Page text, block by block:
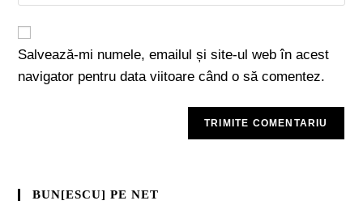
Salvează-mi numele, emailul și site-ul web în acest
navigator pentru data viitoare când o să comentez.
BUN[ESCU] PE NET